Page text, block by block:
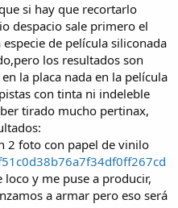
si hay que recortarlo
despacio sale primero el
de película siliconada
los resultados son
la placa nada en la película
con tinta ni indeleble
tirado mucho pertinax,
2 foto con papel de vinilo
loco y me puse a producir,
a armar pero eso será